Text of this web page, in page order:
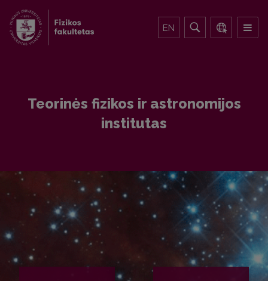
EN
Teorinės fizikos ir astronomijos
institutas